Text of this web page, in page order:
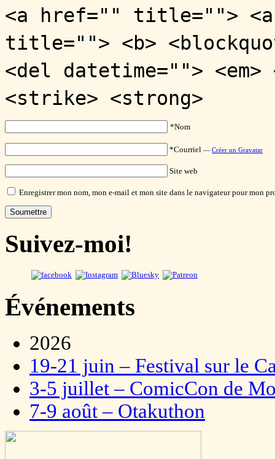
<a href="" title="">
title=""> <b>
<del datetime="">
<strike> <strong>
*Nom
*Courriel — Créer un Gravatar
Site web
Enregistrer mon nom, mon e-mail et mon site dans le navigateur pour mon
Suivez-moi!
Événements
2026
19-21 juin – Festival sur le
3-5 juillet – ComicCon de
7-9 août – Otakuthon